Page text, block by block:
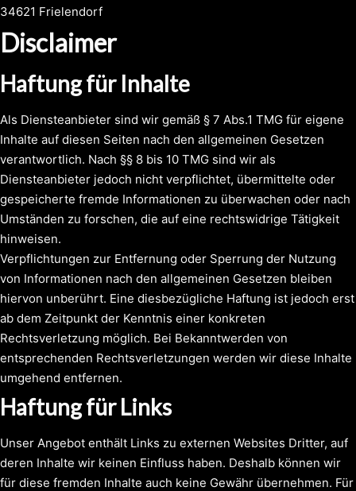
34621 Frielendorf
Disclaimer
Haftung für Inhalte
Als Diensteanbieter sind wir gemäß § 7 Abs.1 TMG für eigene
Inhalte auf diesen Seiten nach den allgemeinen Gesetzen
verantwortlich. Nach §§ 8 bis 10 TMG sind wir als
Diensteanbieter jedoch nicht verpflichtet, übermittelte oder
gespeicherte fremde Informationen zu überwachen oder nach
Umständen zu forschen, die auf eine rechtswidrige Tätigkeit
hinweisen.
Verpflichtungen zur Entfernung oder Sperrung der Nutzung
von Informationen nach den allgemeinen Gesetzen bleiben
hiervon unberührt. Eine diesbezügliche Haftung ist jedoch erst
ab dem Zeitpunkt der Kenntnis einer konkreten
Rechtsverletzung möglich. Bei Bekanntwerden von
entsprechenden Rechtsverletzungen werden wir diese Inhalte
umgehend entfernen.
Haftung für Links
Unser Angebot enthält Links zu externen Websites Dritter, auf
deren Inhalte wir keinen Einfluss haben. Deshalb können wir
für diese fremden Inhalte auch keine Gewähr übernehmen. Für